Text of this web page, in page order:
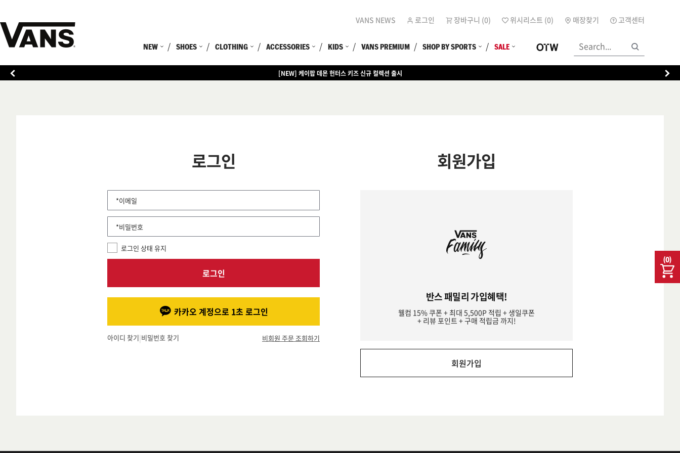
VANS NEWS 로그인 장바구니 (0) 위시리스트 (0) 매장찾기 고객센터
NEW SHOES CLOTHING ACCESSORIES KIDS VANS PREMIUM SHOP BY SPORTS SALE
(0)
[NEW] 케이팝 데몬 헌터스 키즈 신규 컬렉션 출시
로그인
*이메일
*비밀번호
로그인 상태 유지
로그인
카카오 계정으로 1초 로그인
아이디 찾기|비밀번호 찾기 비회원 주문 조회하기
회원가입
반스 패밀리 가입혜택!
웰컴 15% 쿠폰 + 최대 5,500P 적립 + 생일쿠폰
+ 리뷰 포인트 + 구매 적립금 까지!
회원가입